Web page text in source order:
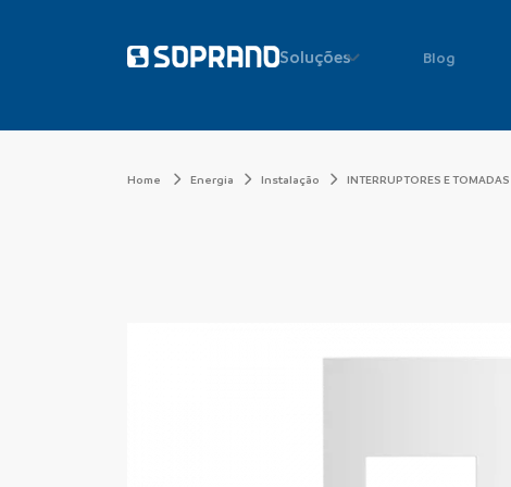
Soluções Blog
Home Energia Instalação INTERRUPTORES E TOMADAS